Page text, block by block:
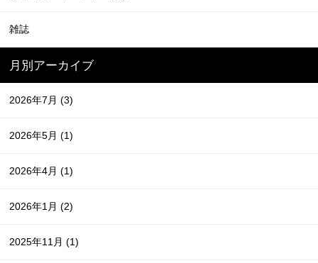
雑誌
月別アーカイブ
2026年7月(3)
2026年5月(1)
2026年4月(1)
2026年1月(2)
2025年11月(1)